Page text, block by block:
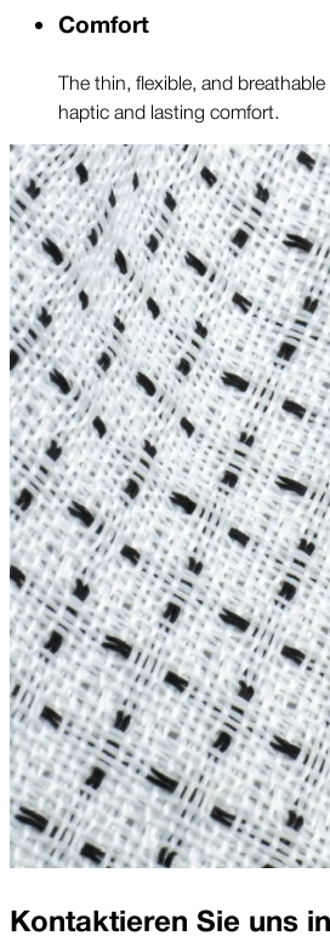
Comfort
The thin, flexible, and
haptic and lasting comfort.
Kontaktieren Sie uns in